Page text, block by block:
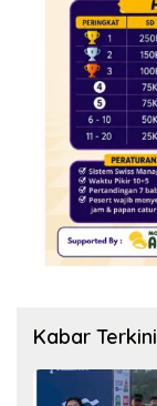
Kabar Terkini